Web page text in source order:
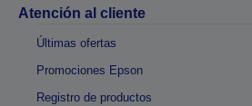
Atención al cliente
Últimas ofertas
Promociones Epson
Registro de productos